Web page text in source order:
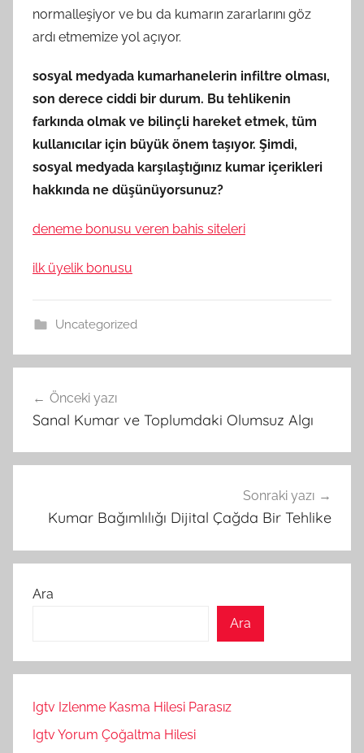
normalleşiyor ve bu da kumarın zararlarını göz
ardı etmemize yol açıyor.
sosyal medyada kumarhanelerin infiltre olması,
son derece ciddi bir durum. Bu tehlikenin
farkında olmak ve bilinçli hareket etmek, tüm
kullanıcılar için büyük önem taşıyor. Şimdi,
sosyal medyada karşılaştığınız kumar içerikleri
hakkında ne düşünüyorsunuz?
deneme bonusu veren bahis siteleri
ilk üyelik bonusu
Uncategorized
gezinmesi
Önceki yazı
Sanal Kumar ve Toplumdaki Olumsuz Algı
Sonraki yazı
Kumar Bağımlılığı Dijital Çağda Bir Tehlike
Ara
Ara
Igtv Izlenme Kasma Hilesi Parasız
Igtv Yorum Çoğaltma Hilesi